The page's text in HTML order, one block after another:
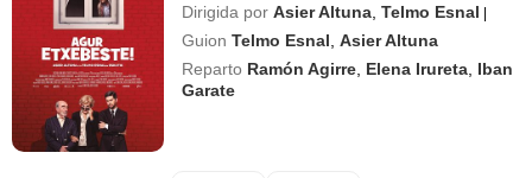
Dirigida por Asier Altuna ,Telmo Esnal |
Guion Telmo Esnal ,Asier Altuna
Reparto Ramón Agirre Elena Irureta Iban
Garate